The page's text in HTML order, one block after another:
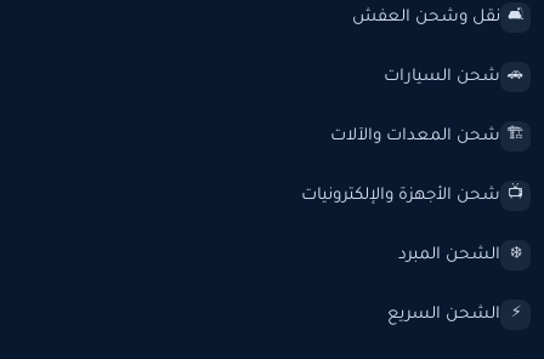
🛋️ نقل وشحن العفش
🚗 شحن السيارات
🏗️ شحن المعدات والآلات
📺 شحن الأجهزة والإلكترونيات
❄️ الشحن المبرد
⚡ الشحن السريع